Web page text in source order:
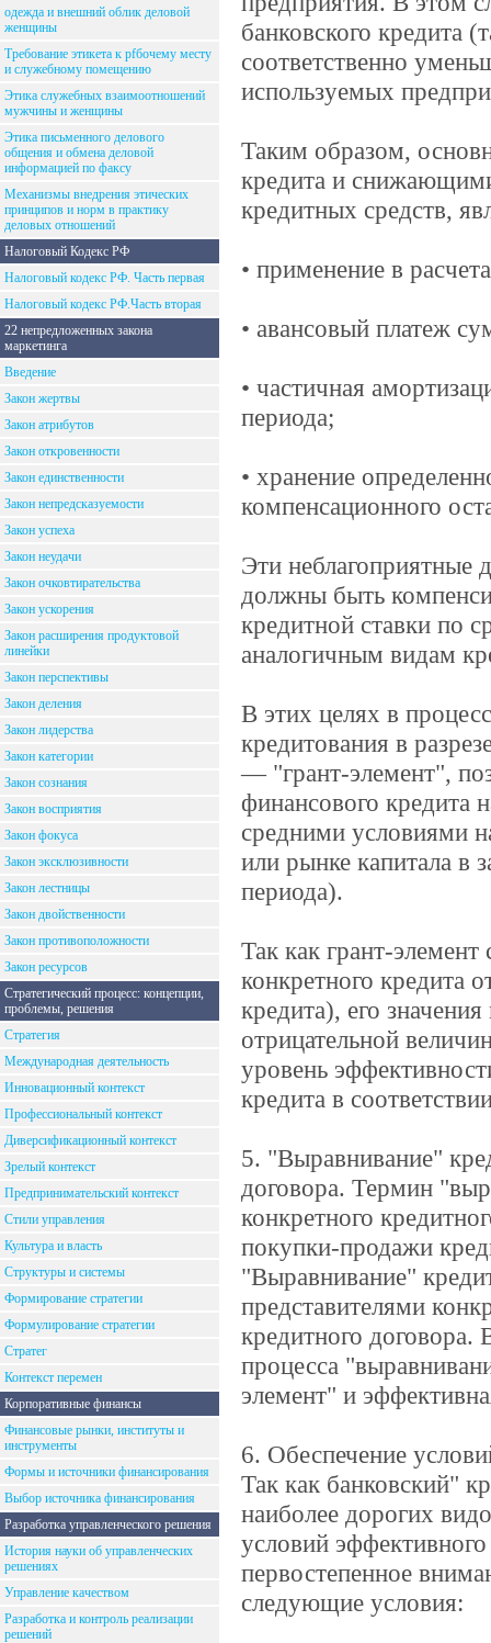
одежда и внешний облик деловой
женщины
Требование этикета к рfбочему месту
и служебному помещению
Этика служебных взаимоотношений
мужчины и женщины
Этика письменного делового
общения и обмена деловой
информацией по факсу
Механизмы внедрения этических
принципов и норм в практику
деловых отношений
Налоговый Кодекс РФ
Налоговый кодекс РФ. Часть первая
Налоговый кодекс РФ.Часть вторая
22 непредложенных закона
маркетинга
Введение
Закон жертвы
Закон атрибутов
Закон откровенности
Закон единственности
Закон непредсказуемости
Закон успеха
Закон неудачи
Закон очковтирательства
Закон ускорения
Закон расширения продуктовой
линейки
Закон перспективы
Закон деления
Закон лидерства
Закон категории
Закон сознания
Закон восприятия
Закон фокуса
Закон эксклюзивности
Закон лестницы
Закон двойственности
Закон противоположности
Закон ресурсов
Стратегический процесс: концепции,
проблемы, решения
Стратегия
Международная деятельность
Инновационный контекст
Профессиональный контекст
Диверсификационный контекст
Зрелый контекст
Предпринимательский контекст
Стили управления
Культура и власть
Структуры и системы
Формирование стратегии
Формулирование стратегии
Стратег
Контекст перемен
Корпоративные финансы
Финансовые рынки, институты и
инструменты
Формы и источники финансирования
Выбор источника финансирования
Разработка управленческого решения
История науки об управленческих
решениях
Управление качеством
Разработка и контроль реализации
решений
банковского кредита
соответственно
используемых
Таким образом,
кредита и
кредитных средств,
• применение в
• авансовый платеж
• частичная
периода;
• хранение
компенсационного
Эти неблагоприятные
должны быть
кредитной ставки по
аналогичным видам
В этих целях в
кредитования в
— "грант-элемент",
финансового кредита
средними условиями
или рынке капитала в
периода).
Так как грант-
конкретного кредита
кредита), его
отрицательной
уровень
кредита в
5. "Выравнивание"
договора. Термин
конкретного
покупки-продажи
"Выравнивание"
представителями
кредитного договора.
процесса
элемент" и
6. Обеспечение
Так как банковский"
наиболее дорогих
условий
первостепенное
следующие условия: